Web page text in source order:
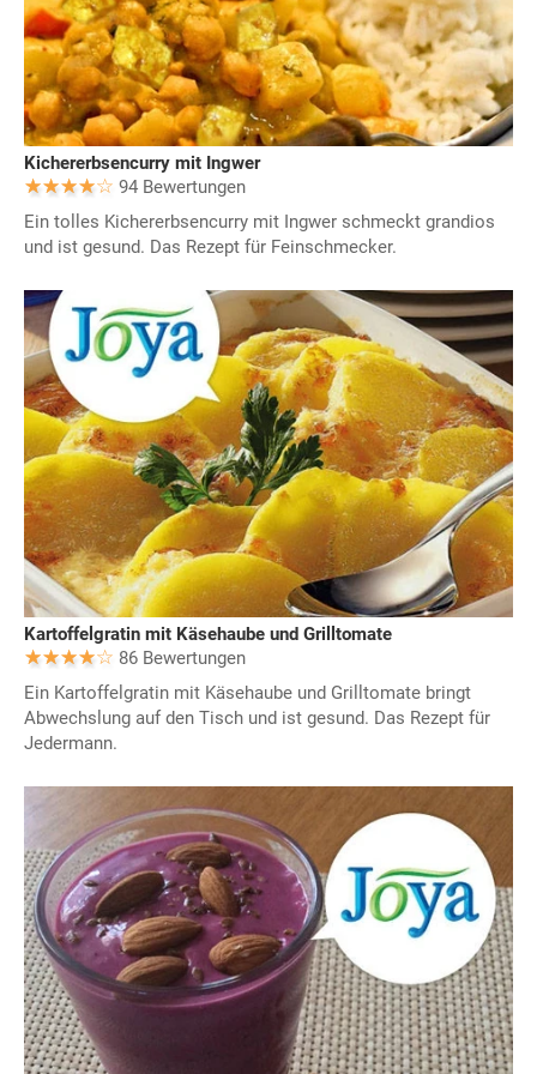
Kichererbsencurry mit Ingwer
94 Bewertungen
Ein tolles Kichererbsencurry mit Ingwer schmeckt grandios
und ist gesund. Das Rezept für Feinschmecker.
Kartoffelgratin mit Käsehaube und Grilltomate
86 Bewertungen
Ein Kartoffelgratin mit Käsehaube und Grilltomate bringt
Abwechslung auf den Tisch und ist gesund. Das Rezept für
Jedermann.